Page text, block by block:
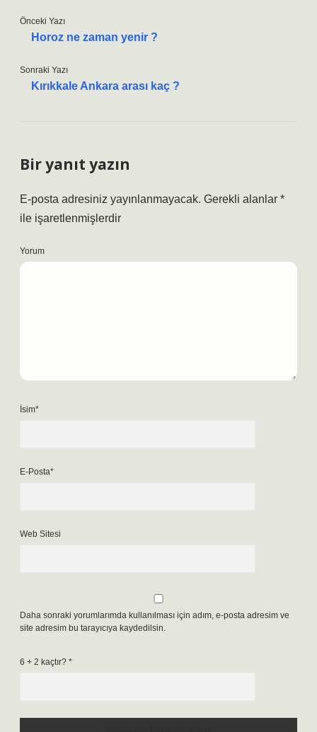
Önceki Yazı
Horoz ne zaman yenir ?
Sonraki Yazı
Kırıkkale Ankara arası kaç ?
Bir yanıt yazın
E-posta adresiniz yayınlanmayacak. Gerekli alanlar *
ile işaretlenmişlerdir
Yorum
İsim*
E-Posta*
Web Sitesi
Daha sonraki yorumlarımda kullanılması için adım, e-posta adresim ve
site adresim bu tarayıcıya kaydedilsin.
6 + 2 kaçtır? *